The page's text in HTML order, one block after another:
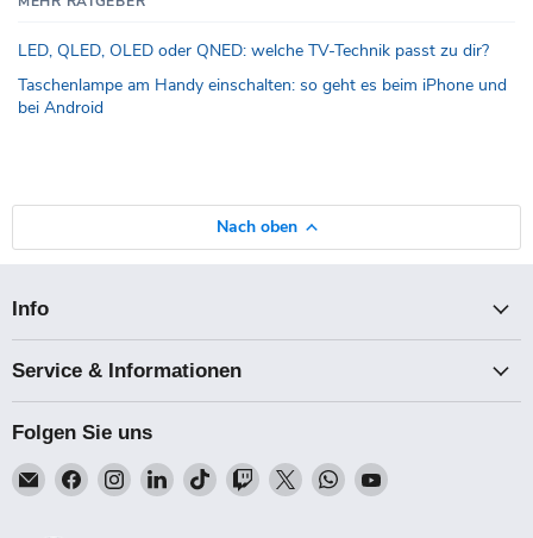
LED, QLED, OLED oder QNED: welche TV-Technik passt zu dir?
Taschenlampe am Handy einschalten: so geht es beim iPhone und
bei Android
Nach oben
Info
Service & Informationen
Folgen Sie uns
Email
Talk-
Finden
Sie
Finden
Sie
Finden
Sie
Finden
Sie
Finden
Sie
Finden
Sie
Finden
Sie
Finden